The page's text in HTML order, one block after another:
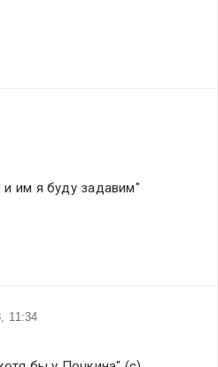
им я буду задавим"
11:34